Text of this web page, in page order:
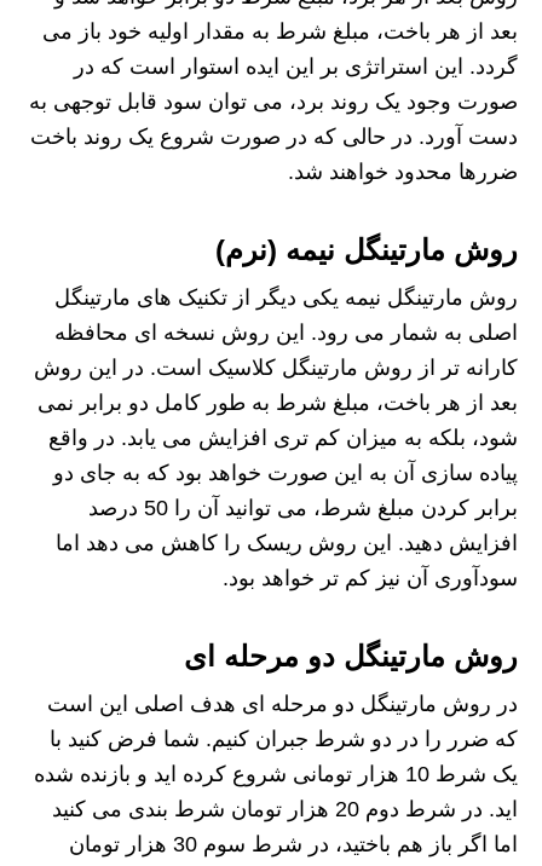
بعد از هر باخت، مبلغ شرط به مقدار اولیه خود باز می
گردد. این استراتژی بر این ایده استوار است که در
صورت وجود یک روند برد، می توان سود قابل توجهی به
دست آورد. در حالی که در صورت شروع یک روند باخت
ضررها محدود خواهند شد.
روش مارتینگل نیمه (نرم)
روش مارتینگل نیمه یکی دیگر از تکنیک های مارتینگل
اصلی به شمار می رود. این روش نسخه ای محافظه
کارانه تر از روش مارتینگل کلاسیک است. در این روش
بعد از هر باخت، مبلغ شرط به طور کامل دو برابر نمی
شود، بلکه به میزان کم تری افزایش می یابد. در واقع
پیاده سازی آن به این صورت خواهد بود که به جای دو
برابر کردن مبلغ شرط، می توانید آن را 50 درصد
افزایش دهید. این روش ریسک را کاهش می دهد اما
سودآوری آن نیز کم تر خواهد بود.
روش مارتینگل دو مرحله‌ ای
در روش مارتینگل دو مرحله ای هدف اصلی این است
که ضرر را در دو شرط جبران کنیم. شما فرض کنید با
یک شرط 10 هزار تومانی شروع کرده اید و بازنده شده
اید. در شرط دوم 20 هزار تومان شرط بندی می کنید
اما اگر باز هم باختید، در شرط سوم 30 هزار تومان